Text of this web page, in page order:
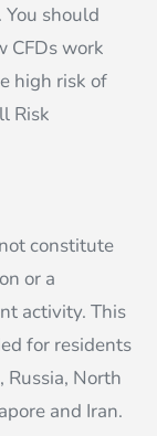
should
CFDs work
high risk of
Risk
constitute
or a
activity. This
for residents
Russia, North
and Iran.